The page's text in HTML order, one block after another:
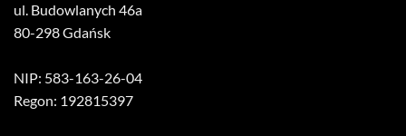
ul. Budowlanych 46a
80-298 Gdańsk
NIP: 583-163-26-04
Regon: 192815397